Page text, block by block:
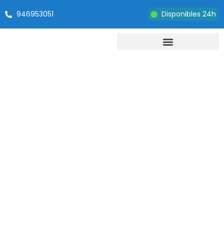
946953051 Disponibles 24h